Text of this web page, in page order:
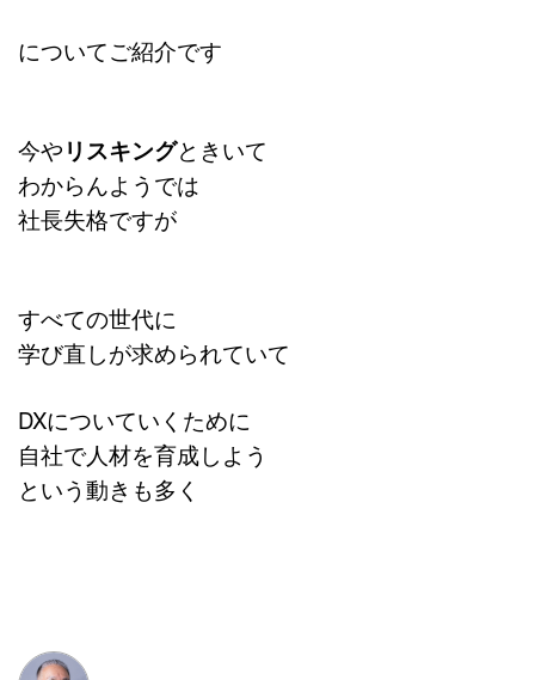
についてご紹介です
今やリスキングときいて
わからんようでは
社長失格ですが
すべての世代に
学び直しが求められていて
DXについていくために
自社で人材を育成しよう
という動きも多く